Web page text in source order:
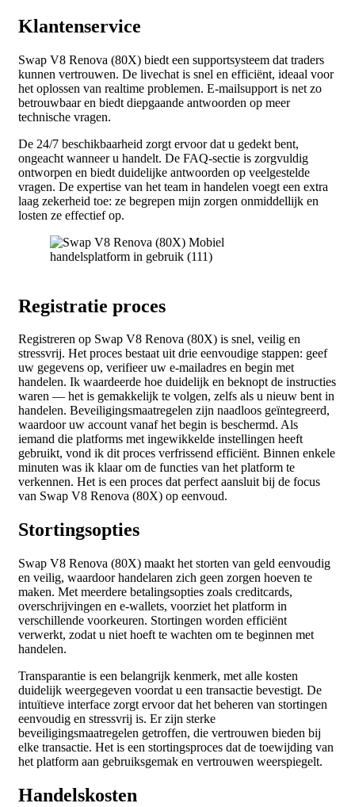
Klantenservice
Swap V8 Renova (80X) biedt een supportsysteem dat traders
kunnen vertrouwen. De livechat is snel en efficiënt, ideaal voor
het oplossen van realtime problemen. E-mailsupport is net zo
betrouwbaar en biedt diepgaande antwoorden op meer
technische vragen.
De 24/7 beschikbaarheid zorgt ervoor dat u gedekt bent,
ongeacht wanneer u handelt. De FAQ-sectie is zorgvuldig
ontworpen en biedt duidelijke antwoorden op veelgestelde
vragen. De expertise van het team in handelen voegt een extra
laag zekerheid toe: ze begrepen mijn zorgen onmiddellijk en
losten ze effectief op.
Registratie proces
Registreren op Swap V8 Renova (80X) is snel, veilig en
stressvrij. Het proces bestaat uit drie eenvoudige stappen: geef
uw gegevens op, verifieer uw e-mailadres en begin met
handelen. Ik waardeerde hoe duidelijk en beknopt de instructies
waren — het is gemakkelijk te volgen, zelfs als u nieuw bent in
handelen. Beveiligingsmaatregelen zijn naadloos geïntegreerd,
waardoor uw account vanaf het begin is beschermd. Als
iemand die platforms met ingewikkelde instellingen heeft
gebruikt, vond ik dit proces verfrissend efficiënt. Binnen enkele
minuten was ik klaar om de functies van het platform te
verkennen. Het is een proces dat perfect aansluit bij de focus
van Swap V8 Renova (80X) op eenvoud.
Stortingsopties
Swap V8 Renova (80X) maakt het storten van geld eenvoudig
en veilig, waardoor handelaren zich geen zorgen hoeven te
maken. Met meerdere betalingsopties zoals creditcards,
overschrijvingen en e-wallets, voorziet het platform in
verschillende voorkeuren. Stortingen worden efficiënt
verwerkt, zodat u niet hoeft te wachten om te beginnen met
handelen.
Transparantie is een belangrijk kenmerk, met alle kosten
duidelijk weergegeven voordat u een transactie bevestigt. De
intuïtieve interface zorgt ervoor dat het beheren van stortingen
eenvoudig en stressvrij is. Er zijn sterke
beveiligingsmaatregelen getroffen, die vertrouwen bieden bij
elke transactie. Het is een stortingsproces dat de toewijding van
het platform aan gebruiksgemak en vertrouwen weerspiegelt.
Handelskosten